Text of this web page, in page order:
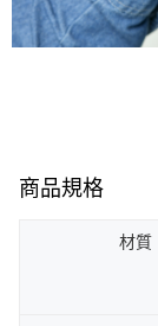
商品規格
材質